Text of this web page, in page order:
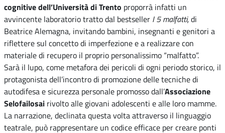
cognitive dell’Università di Trento proporrà infatti un
avvincente laboratorio tratto dal bestseller I 5 malfatti,di
Beatrice Alemagna, invitando bambini, insegnanti e genitori a
riflettere sul concetto di imperfezione e a realizzare con
materiale di recupero il proprio personalissimo “malfatto”.
Sarà il lupo, come metafora dei pericoli di ogni periodo storico, il
protagonista dell’incontro di promozione delle tecniche di
autodifesa e sicurezza personale promosso dall’Associazione
Selofailosai rivolto alle giovani adolescenti e alle loro mamme.
La narrazione, declinata questa volta attraverso il linguaggio
teatrale, può rappresentare un codice efficace per creare ponti